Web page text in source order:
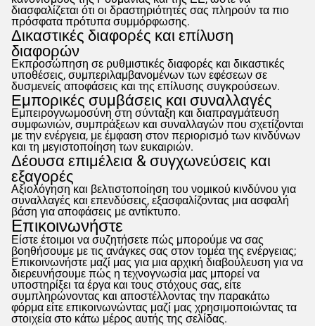
διασφαλίζεται ότι οι δραστηριότητές σας πληρούν τα πιο
πρόσφατα πρότυπα συμμόρφωσης.
Δικαστικές διαφορές και επίλυση
διαφορών
Εκπροσώπηση σε ρυθμιστικές διαφορές και δικαστικές
υποθέσεις, συμπεριλαμβανομένων των εφέσεων σε
δυσμενείς αποφάσεις και της επίλυσης συγκρούσεων.
Εμπορικές συμβάσεις και συναλλαγές
Εμπειρογνωμοσύνη στη σύνταξη και διαπραγμάτευση
συμφωνιών, συμπράξεων και συναλλαγών που σχετίζονται
με την ενέργεια, με έμφαση στον περιορισμό των κινδύνων
και τη μεγιστοποίηση των ευκαιριών.
Δέουσα επιμέλεια & συγχωνεύσεις και
εξαγορές
Αξιολόγηση και βελτιστοποίηση του νομικού κινδύνου για
συναλλαγές και επενδύσεις, εξασφαλίζοντας μια ασφαλή
βάση για αποφάσεις με αντίκτυπο.
Επικοινωνήστε
Είστε έτοιμοι να συζητήσετε πώς μπορούμε να σας
βοηθήσουμε με τις ανάγκες σας στον τομέα της ενέργειας;
Επικοινωνήστε μαζί μας για μια αρχική διαβούλευση για να
διερευνήσουμε πώς η τεχνογνωσία μας μπορεί να
υποστηρίξει τα έργα και τους στόχους σας, είτε
συμπληρώνοντας και αποστέλλοντας την παρακάτω
φόρμα είτε επικοινωνώντας μαζί μας χρησιμοποιώντας τα
στοιχεία στο κάτω μέρος αυτής της σελίδας.